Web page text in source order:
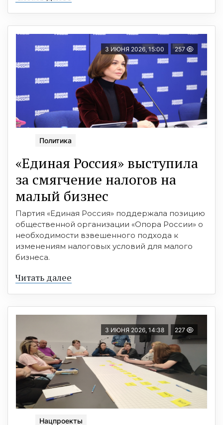
3 ИЮНЯ 2026, 15:00 257
Политика
«Единая Россия» выступила
за смягчение налогов на
малый бизнес
Партия «Единая Россия» поддержала позицию
общественной организации «Опора России» о
необходимости взвешенного подхода к
изменениям налоговых условий для малого
бизнеса.
Читать далее
3 ИЮНЯ 2026, 14:38 227
Нацпроекты